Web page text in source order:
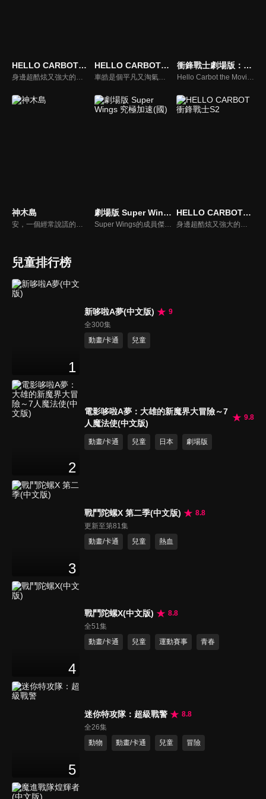
HELLO CARBOT衝鋒戰士S7
身邊超酷炫又強大的秘密朋友是汽車變型機器人?!車皓是個國小一年級男孩，住北極的爺爺寄一個常見的玩具方塊給他。車皓隨意地轉動方塊，卻突然蹦出了一台巨大的汽車變身機器人Carbo! Carbo對車皓說，需要幫助時可以轉動方塊呼叫他們…活潑可愛的車皓和他的秘密朋友們，奇幻旅程就此展開!
HELLO CARBOT衝鋒戰士 S8
車皓是個平凡又淘氣的國小一年級男孩，有一天，住在北極的爺爺寄了一個神祕的包裹給他，但是包裹裡裝的只是個常見的玩具方塊而已。失望的車皓隨意地轉動方塊，卻突然隨著字樣，蹦出了一台巨大的汽車變身機器人–Carbo，Carbo對車皓說，在需要幫助的時候隨時可以轉動方塊呼叫他們，汽車變身機器人Carbo們的奇幻旅程就此展開!
衝鋒戰士劇場版：恐龍世代(國)
Hello Carbot the Movie: Stone Age
神木島
安，一個經常說謊的男孩，跌入了另一個世界。在試圖找回原來的世界時，他遇到了危險，這迫使他轉變並逐漸成長。憑藉他的富有創意的頭腦，他學會了如何幫助他人。在旅途中，他不僅交了很多朋友，還得到了其他人的幫助。他能夠在大家的幫助下返回家嗎？
劇場版 Super Wings 究極加速(國)
Super Wings的成員傑特是世界上最快的飛機，但他不只是願意送快遞。他希望像其他Super Wings隊友一樣受歡迎。當比利·威利綁架了一群無辜的人質時，傑特決定幫助人類女孩菲菲救出她母親…
HELLO CARBOT衝鋒戰士S2
身邊超酷炫又強大的秘密朋友是汽車變型機器人?!車皓是個國小一年級男孩，住北極的爺爺寄一個常見的玩具方塊給他。車皓隨意地轉動方塊，卻突然蹦出了一台巨大的汽車變身機器人Carbo! Carbo對車皓說，需要幫助時可以轉動方塊呼叫他們…活潑可愛的車皓和他的秘密朋友們，奇幻旅程就此展開!
兒童排行榜
1
新哆啦A夢(中文版)
9
全300集
動畫/卡通
兒童
2
電影哆啦A夢：大雄的新魔界大冒險～7
人魔法使(中文版)
9.8
動畫/卡通 兒童 日本 劇場版
3
戰鬥陀螺X 第二季(中文版)
8.8
更新至第81集
動畫/卡通
兒童 熱血
4
戰鬥陀螺X(中文版)
8.8
全51集
動畫/卡通
兒童 運動賽事 青春
5
迷你特攻隊：超級戰警
8.8
全26集
動物
動畫/卡通 兒童 冒險